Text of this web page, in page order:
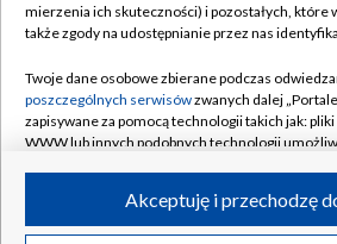
Naziemna Telewizja Cyfrowa
Rada Programowa
System NOS
Informacje o nadawcy
Program dla prasy
Pomoc
Kontakt
Kanały
©2026 Telewizja Polska S.A.
mierzenia ich skuteczności) i pozostałych, które
także zgody na udostępnianie przez nas
Twoje dane osobowe zbierane podczas
poszczególnych serwisówzwanych dalej
zapisywane za pomocą technologii takich jak:
WWW lub innych podobnych technologii
ruchu w Internecie.Akceptuję i przechodzę